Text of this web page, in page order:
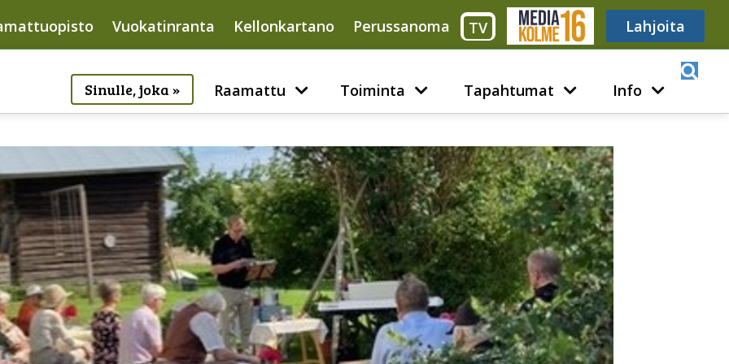
Vuokatinranta Kellonkartano Perussanoma TV Media316 Lahjoita
Sinulle, joka » Raamattu Toiminta Tapahtumat Info